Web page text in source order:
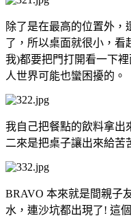
除了是在最高的位置外，
了，所以桌面就很小，看
我)都要把門打開看一下
人世界可能也蠻困擾的。
我自己把餐點的飲料拿出
二來是把桌子讓出來給苦
BRAVO 本來就是間親子
水，連沙坑都出現了! 這